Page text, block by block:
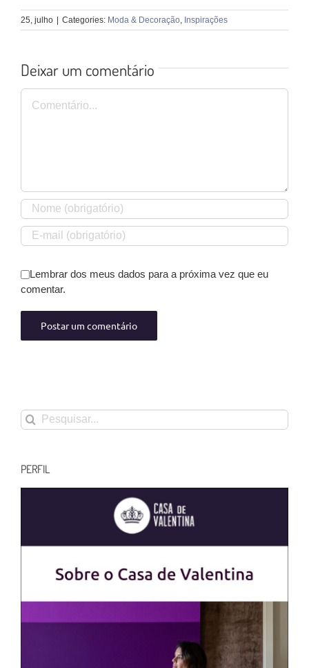
25, julho | Categories: Moda & Decoração Inspirações
Deixar um comentário
Comentário
Lembrar dos meus dados para a próxima vez que eu
comentar.
Buscar
resultados
PERFIL